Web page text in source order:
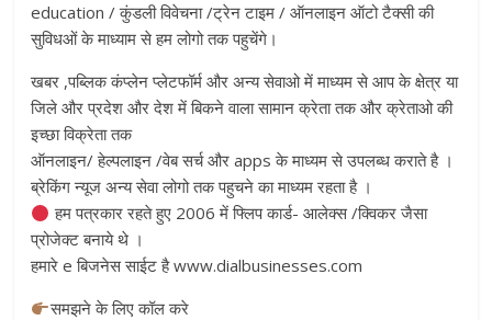
education / कुंडली विवेचना /ट्रेन टाइम / ऑनलाइन ऑटो टैक्सी की
सुविधओं के माध्याम से हम लोगो तक पहुचेंगे।
खबर ,पब्लिक कंप्लेन प्लेटफॉर्म और अन्य सेवाओ में माध्यम से आप के क्षेत्र या
जिले और प्रदेश और देश में बिकने वाला सामान क्रेता तक और क्रेताओ की
इच्छा विक्रेता तक
ऑनलाइन/ हेल्पलाइन /वेब सर्च और apps के माध्यम से उपलब्ध कराते है ।
ब्रेकिंग न्यूज अन्य सेवा लोगो तक पहुचने का माध्यम रहता है ।
हम पत्रकार रहते हुए 2006 में फ्लिप कार्ड- आलेक्स /क्विकर जैसा
प्रोजेक्ट बनाये थे ।
हमारे e बिजनेस साईट है www.dialbusinesses.com
समझने के लिए कॉल करे